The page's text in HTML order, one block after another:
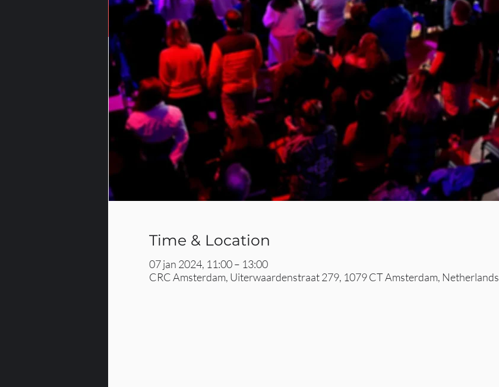
Time & Location
07 jan 2024, 11:00 – 13:00
CRC Amsterdam, Uiterwaardenstraat 279, 1079 CT Amsterdam, Netherlands